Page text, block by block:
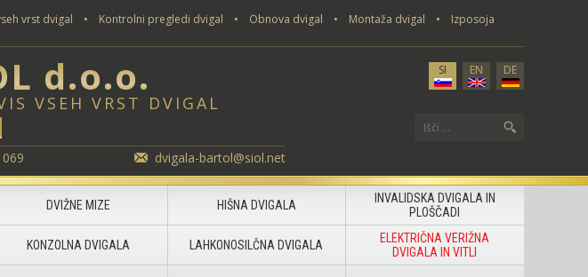
vrst dvigal • Kontrolni pregledi dvigal • Obnova dvigal • Montaža dvigal •
Izposoja
SI EN DE
d.o.o.
VSEH VRST DVIGAL
dvigala-bartol@siol.net
DVIŽNE MIZE HIŠNA DVIGALA
INVALIDSKA DVIGALA IN
PLOŠČADI
KONZOLNA DVIGALA LAHKONOSILČNA DVIGALA
ELEKTRIČNA VERIŽNA
DVIGALA IN VITLI